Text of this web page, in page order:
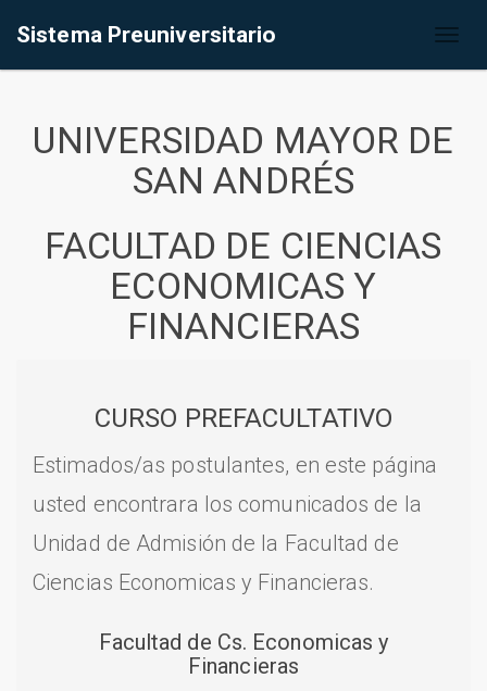
Sistema Preuniversitario
UNIVERSIDAD MAYOR DE
SAN ANDRÉS
FACULTAD DE CIENCIAS
ECONOMICAS Y
FINANCIERAS
CURSO PREFACULTATIVO
Estimados/as postulantes, en este página
usted encontrara los comunicados de la
Unidad de Admisión de la Facultad de
Ciencias Economicas y Financieras.
Facultad de Cs. Economicas y
Financieras